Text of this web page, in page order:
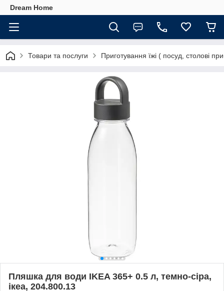
Dream Home
Товари та послуги Приготування їжі ( посуд, столові
Пляшка для води IKEA 365+ 0.5 л, темно-сіра,
ікеа, 204.800.13